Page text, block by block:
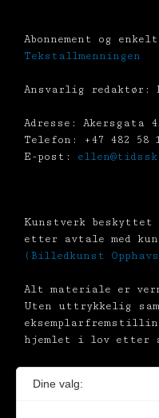
Abonnement og
Tekstallmenningen
Ansvarlig redaktør:
Adresse: Akersgata
Telefon: +47 482 58
E-post:
Kunstverk
etter avtale med
(Billedkunst
Alt materiale er
Uten uttrykkelig
hjemlet i lov etter
Dine valg: